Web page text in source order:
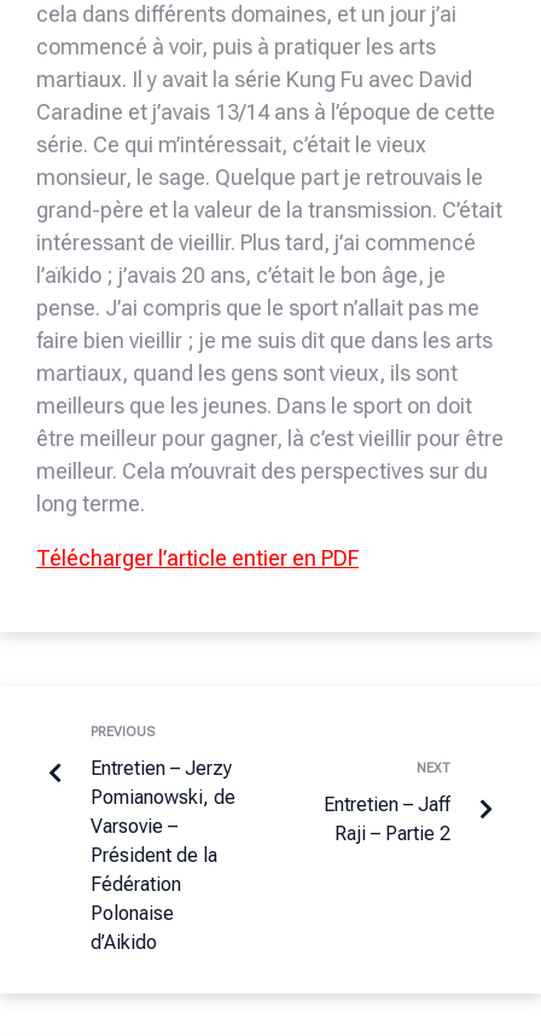
cela dans différents domaines, et un jour j’ai
commencé à voir, puis à pratiquer les arts
martiaux. Il y avait la série Kung Fu avec David
Caradine et j’avais 13/14 ans à l’époque de cette
série. Ce qui m’intéressait, c’était le vieux
monsieur, le sage. Quelque part je retrouvais le
grand-père et la valeur de la transmission. C’était
intéressant de vieillir. Plus tard, j’ai commencé
l’aïkido ; j’avais 20 ans, c’était le bon âge, je
pense. J’ai compris que le sport n’allait pas me
faire bien vieillir ; je me suis dit que dans les arts
martiaux, quand les gens sont vieux, ils sont
meilleurs que les jeunes. Dans le sport on doit
être meilleur pour gagner, là c’est vieillir pour être
meilleur. Cela m’ouvrait des perspectives sur du
long terme.
Télécharger l’article entier en PDF
PREVIOUS
Entretien – Jerzy
Pomianowski, de
Varsovie –
Président de la
Fédération
Polonaise
d’Aikido
NEXT
Entretien – Jaff
Raji – Partie 2